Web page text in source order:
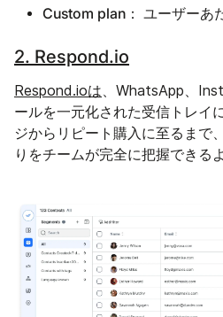
Custom plan： ユーザーあ
2. Respond.io
Respond.ioは、WhatsApp、
ールを一元化された受信トレイ
ジからリピート購入に至るまで
りをチームが完全に把握できる